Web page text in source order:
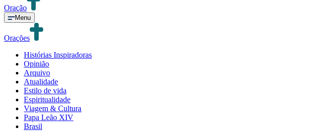
Oração
Menu
Orações
Histórias Inspiradoras
Opinião
Arquivo
Atualidade
Estilo de vida
Espiritualidade
Viagem & Cultura
Papa Leão XIV
Brasil